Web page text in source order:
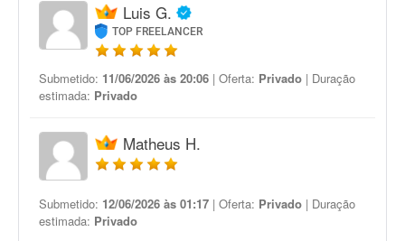
Luis G.
TOP FREELANCER
Submetido: 11/06/2026 às 20:06 | Oferta: Privado | Duração
estimada: Privado
Matheus H.
Submetido: 12/06/2026 às 01:17 | Oferta: Privado | Duração
estimada: Privado